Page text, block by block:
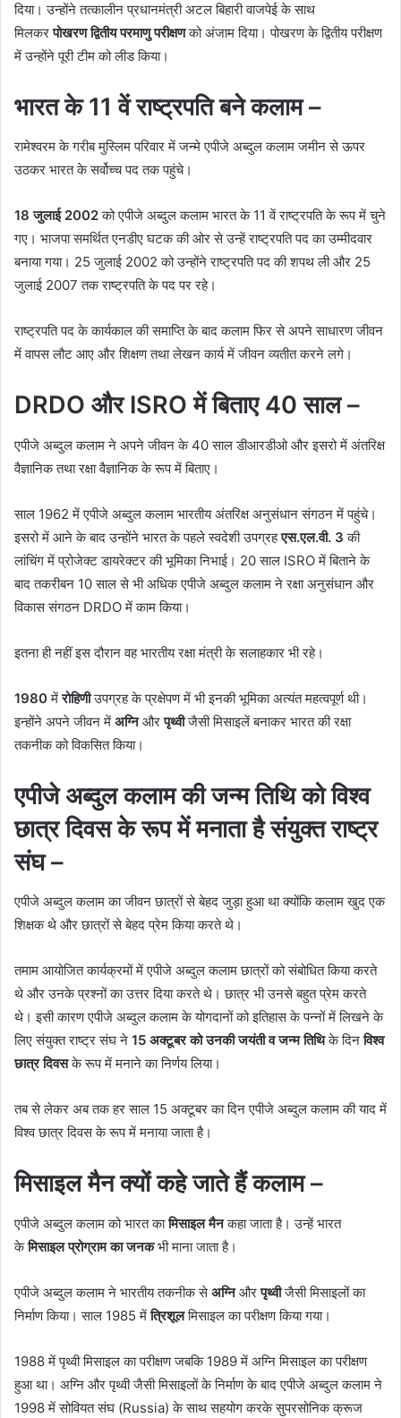
दिया। उन्होंने तत्कालीन प्रधानमंत्री अटल बिहारी वाजपेई के साथ
मिलकरपोखरण द्वितीय परमाणु परीक्षणको अंजाम दिया। पोखरण के द्वितीय परीक्षण
में उन्होंने पूरी टीम को लीड किया।
भारत के 11 वें राष्ट्रपति बने कलाम –
रामेश्वरम के गरीब मुस्लिम परिवार में जन्मे एपीजे अब्दुल कलाम जमीन से ऊपर
उठकर भारत के सर्वोच्च पद तक पहुंचे।
18 जुलाई 2002को एपीजे अब्दुल कलाम भारत के 11 वें राष्ट्रपति के रूप में चुने
गए। भाजपा समर्थित एनडीए घटक की ओर से उन्हें राष्ट्रपति पद का उम्मीदवार
बनाया गया। 25 जुलाई 2002 को उन्होंने राष्ट्रपति पद की शपथ ली और 25
जुलाई 2007 तक राष्ट्रपति के पद पर रहे।
राष्ट्रपति पद के कार्यकाल की समाप्ति के बाद कलाम फिर से अपने साधारण जीवन
में वापस लौट आए और शिक्षण तथा लेखन कार्य में जीवन व्यतीत करने लगे।
DRDO और ISRO में बिताए 40 साल –
एपीजे अब्दुल कलाम ने अपने जीवन के 40 साल डीआरडीओ और इसरो में अंतरिक्ष
वैज्ञानिक तथा रक्षा वैज्ञानिक के रूप में बिताए।
साल 1962 में एपीजे अब्दुल कलाम भारतीय अंतरिक्ष अनुसंधान संगठन में पहुंचे।
इसरो में आने के बाद उन्होंने भारत के पहले स्वदेशी उपग्रहएस.एल.वी. 3की
लांचिंग में प्रोजेक्ट डायरेक्टर की भूमिका निभाई। 20 साल ISRO में बिताने के
बाद तकरीबन 10 साल से भी अधिक एपीजे अब्दुल कलाम ने रक्षा अनुसंधान और
विकास संगठन DRDO में काम किया।
इतना ही नहीं इस दौरान वह भारतीय रक्षा मंत्री के सलाहकार भी रहे।
1980मेंरोहिणीउपग्रह के प्रक्षेपण में भी इनकी भूमिका अत्यंत महत्वपूर्ण थी।
इन्होंने अपने जीवन में अग्निऔरपृथ्वीजैसी मिसाइलें बनाकर भारत की रक्षा
तकनीक को विकसित किया।
एपीजे अब्दुल कलाम की जन्म तिथि को विश्व
छात्र दिवस के रूप में मनाता है संयुक्त राष्ट्र
संघ –
एपीजे अब्दुल कलाम का जीवन छात्रों से बेहद जुड़ा हुआ था क्योंकि कलाम खुद एक
शिक्षक थे और छात्रों से बेहद प्रेम किया करते थे।
तमाम आयोजित कार्यक्रमों में एपीजे अब्दुल कलाम छात्रों को संबोधित किया करते
थे और उनके प्रश्नों का उत्तर दिया करते थे। छात्र भी उनसे बहुत प्रेम करते
थे। इसी कारण एपीजे अब्दुल कलाम के योगदानों को इतिहास के पन्नों में लिखने के
लिए संयुक्त राष्ट्र संघ ने 15 अक्टूबर को उनकी जयंती व जन्म तिथिके दिनविश्व
छात्र दिवसके रूप में मनाने का निर्णय लिया।
तब से लेकर अब तक हर साल 15 अक्टूबर का दिन एपीजे अब्दुल कलाम की याद में
विश्व छात्र दिवस के रूप में मनाया जाता है।
मिसाइल मैन क्यों कहे जाते हैं कलाम –
एपीजे अब्दुल कलाम को भारत कामिसाइल मैनकहा जाता है। उन्हें भारत
केमिसाइल प्रोग्राम का जनकभी माना जाता है।
एपीजे अब्दुल कलाम ने भारतीय तकनीक सेअग्निऔरपृथ्वीजैसी मिसाइलों का
निर्माण किया। साल 1985 मेंत्रिशूलमिसाइल का परीक्षण किया गया।
1988 में पृथ्वी मिसाइल का परीक्षण जबकि 1989 में अग्नि मिसाइल का परीक्षण
हुआ था। अग्नि और पृथ्वी जैसी मिसाइलों के निर्माण के बाद एपीजे अब्दुल कलाम ने
1998 में सोवियत संघ (Russia) के साथ सहयोग करके सुपरसोनिक क्रूज